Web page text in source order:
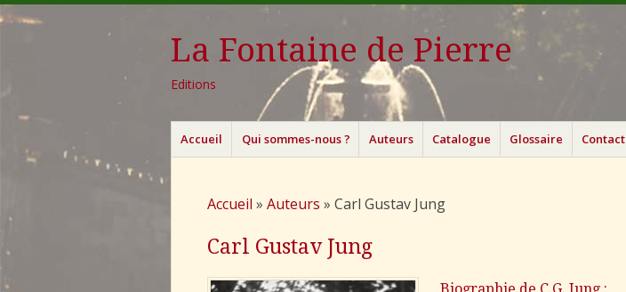
La Fontaine de Pierre
Editions
Menu
Aller
au
Accueil Qui sommes-nous ? Auteurs Catalogue Glossaire Contact
Accueil » Auteurs » Carl Gustav Jung
Carl Gustav Jung